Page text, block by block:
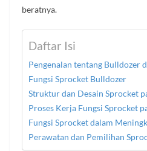
beratnya.
Daftar Isi
Pengenalan tentang Bulldozer
Fungsi Sprocket Bulldozer
Struktur dan Desain Sprocket
Proses Kerja Fungsi Sprocket
Fungsi Sprocket dalam
Perawatan dan Pemilihan